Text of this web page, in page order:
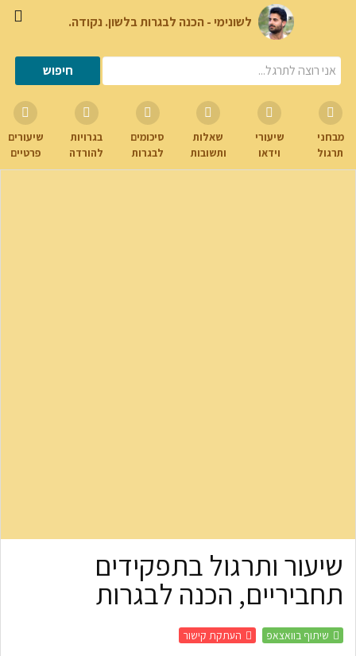
לשונימי - הכנה לבגרות בלשון. נקודה.
מבחני
תרגול
שיעורי
וידאו
שאלות
ותשובות
סיכומים
לבגרות
בגרויות
להורדה
שיעורים
פרטיים
שיעור ותרגול בתפקידים
תחביריים, הכנה לבגרות
שיתוף בוואצאפ העתקת קישור